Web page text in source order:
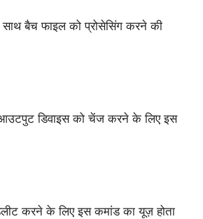
साथ बैच फाइल को प्रोसेसिंग करने की
डिवाइस को चेंज करने के लिए इस
करने के लिए इस कमांड का यूज़ होता